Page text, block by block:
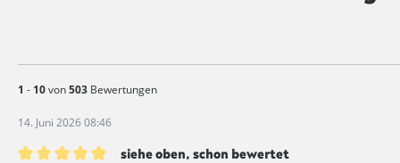
1 - 10von503 Bewertungen
14. Juni 2026 08:46
siehe oben, schon bewertet